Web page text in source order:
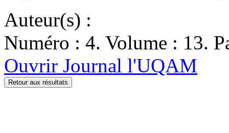
Auteur(s) :
Numéro : 4. Volume : 13.
Ouvrir Journal l'UQAM
Retour aux résultats